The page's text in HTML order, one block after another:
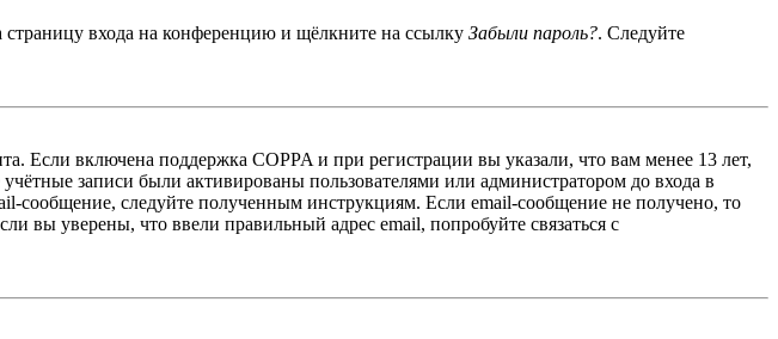
входа на конференцию и щёлкните на ссылку Забыли пароль?. Следуйте
Если включена поддержка COPPA и при регистрации вы указали, что вам менее 13 лет,
записи были активированы пользователями или администратором до входа в
сообщение, следуйте полученным инструкциям. Если email-сообщение не получено, то
вы уверены, что ввели правильный адрес email, попробуйте связаться с